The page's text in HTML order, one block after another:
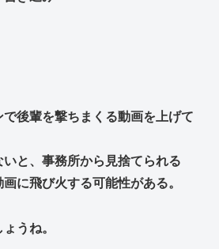
後輩を撃ちまくる動画を上げて
と、事務所から見捨てられる
に飛び火する可能性がある。
うね。